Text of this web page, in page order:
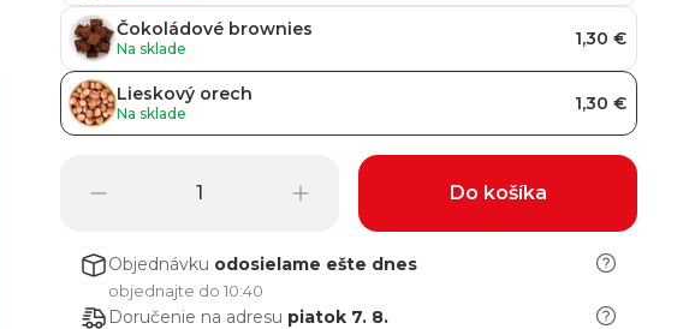
Čokoládové brownies
Na sklade 1,30 €
Lieskový orech
Na sklade 1,30 €
Do košíka
Objednávku odosielame ešte dnes
objednajte do 10:40
Doručenie na adresu piatok 7. 8.